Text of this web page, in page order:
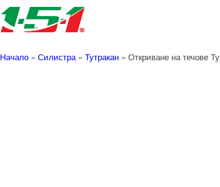
Начало » Силистра» Тутракан » Откриване на течове